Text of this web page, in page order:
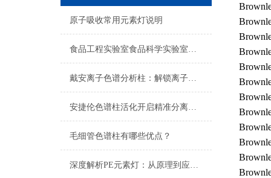
原子吸收常用元素灯说明
食品工程实验室食品科学实验室仪器配置清单
戴安离子色谱分析柱：解锁离子分析的奥秘之门
安捷伦色谱柱活化开启精准分离的关键序章
毛细管色谱柱有哪些优点？
深度解析PE元素灯：从原理到应用的全面指南